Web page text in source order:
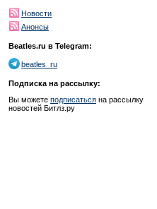
Новости
Анонсы
Beatles.ru в Telegram:
beatles_ru
Подписка на рассылку:
Вы можете подписаться на рассылку
новостей Битлз.ру